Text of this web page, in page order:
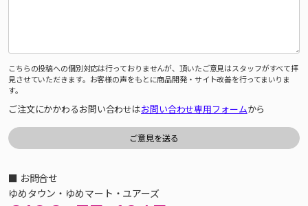
こちらの投稿への個別対応は行っておりませんが、頂いたご意見はスタッフがすべて拝
見させていただきます。お客様の声をもとに商品開発・サイト改善を行ってまいりま
す。
ご注文にかかわるお問い合わせはお問い合わせ専用フォームから
■ お問合せ
ゆめタウン・ゆめマート・ユアーズ